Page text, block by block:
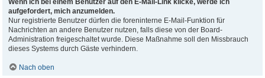
Wenn ich bei einem Benutzer auf den E-Mail-Link klicke, werde ich
aufgefordert, mich anzumelden.
Nur registrierte Benutzer dürfen die foreninterne E-Mail-Funktion für
Nachrichten an andere Benutzer nutzen, falls diese von der Board-
Administration freigeschaltet wurde. Diese Maßnahme soll den Missbrauch
dieses Systems durch Gäste verhindern.
Nach oben